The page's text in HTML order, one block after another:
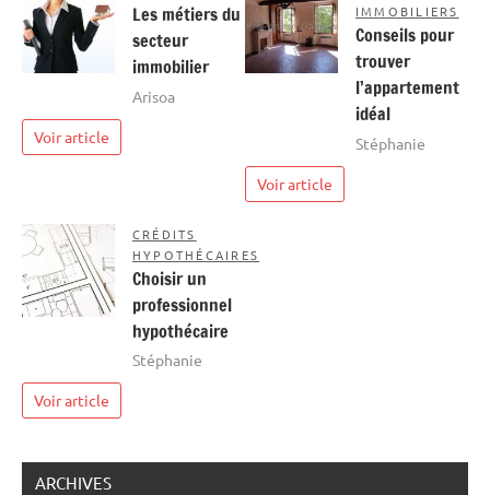
Les métiers du
secteur
immobilier
Arisoa
Voir article
IMMOBILIERS
Conseils pour
trouver
l’appartement
idéal
Stéphanie
Voir article
CRÉDITS
HYPOTHÉCAIRES
Choisir un
professionnel
hypothécaire
Stéphanie
Voir article
ARCHIVES